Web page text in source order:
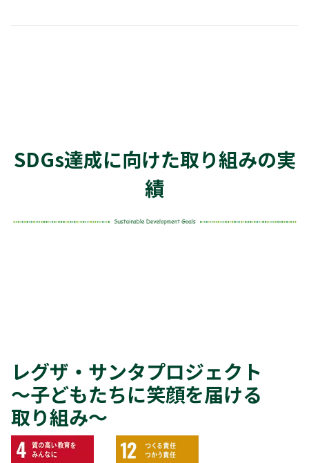
SDGs達成に向けた取り組みの実
績
レグザ・サンタプロジェクト
～子どもたちに笑顔を届ける
取り組み～